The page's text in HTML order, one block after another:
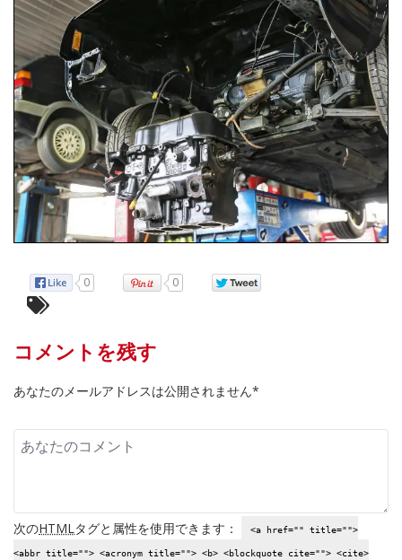
0 0
コメントを残す
あなたのメールアドレスは公開されません*
次のHTML タグと属性を使用できます： <a href="" title="">
<abbr title=""> <acronym title=""> <b> <blockquote cite=""> <cite>